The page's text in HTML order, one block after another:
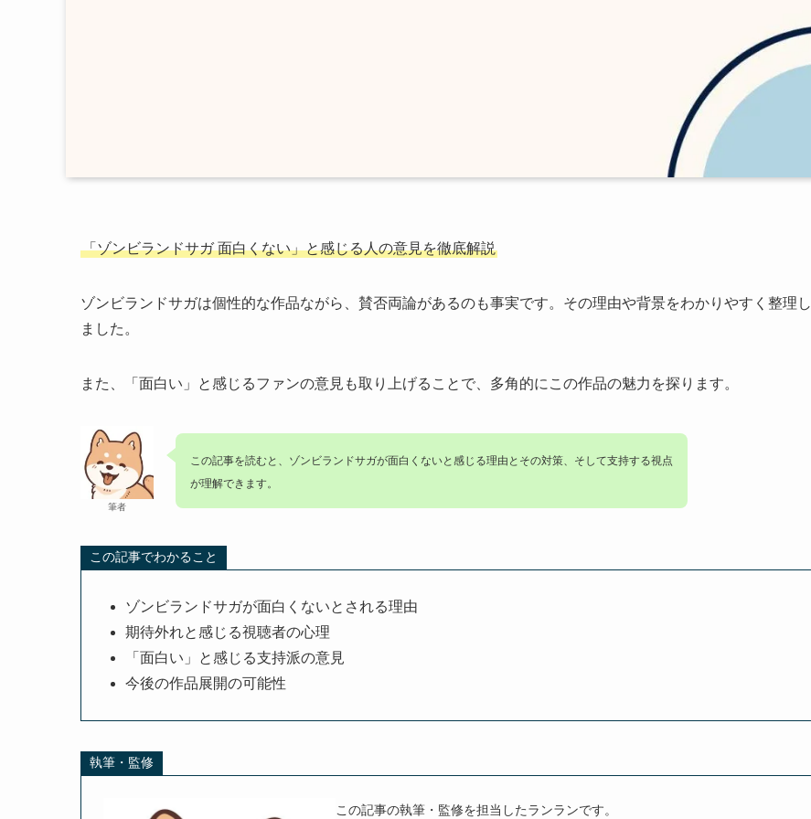
「ゾンビランドサガ 面白くない」と感じる人の意見を徹底解説
ゾンビランドサガは個性的な作品ながら、賛否両論があるのも事実です。その理由や背景をわかりやすく整理し
ました。
また、「面白い」と感じるファンの意見も取り上げることで、多角的にこの作品の魅力を探ります。
筆者
この記事を読むと、ゾンビランドサガが面白くないと感じる理由とその対策、そして支持する視点
が理解できます。
この記事でわかること
ゾンビランドサガが面白くないとされる理由
期待外れと感じる視聴者の心理
「面白い」と感じる支持派の意見
今後の作品展開の可能性
執筆・監修
この記事の執筆・監修を担当したランランです。